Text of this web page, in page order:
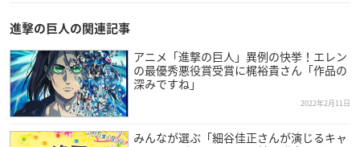
進撃の巨人の関連記事
アニメ「進撃の巨人」異例の快挙！エレン
の最優秀悪役賞受賞に梶裕貴さん「作品の
深みですね」
2022年2月11日
みんなが選ぶ「細谷佳正さんが演じるキャ